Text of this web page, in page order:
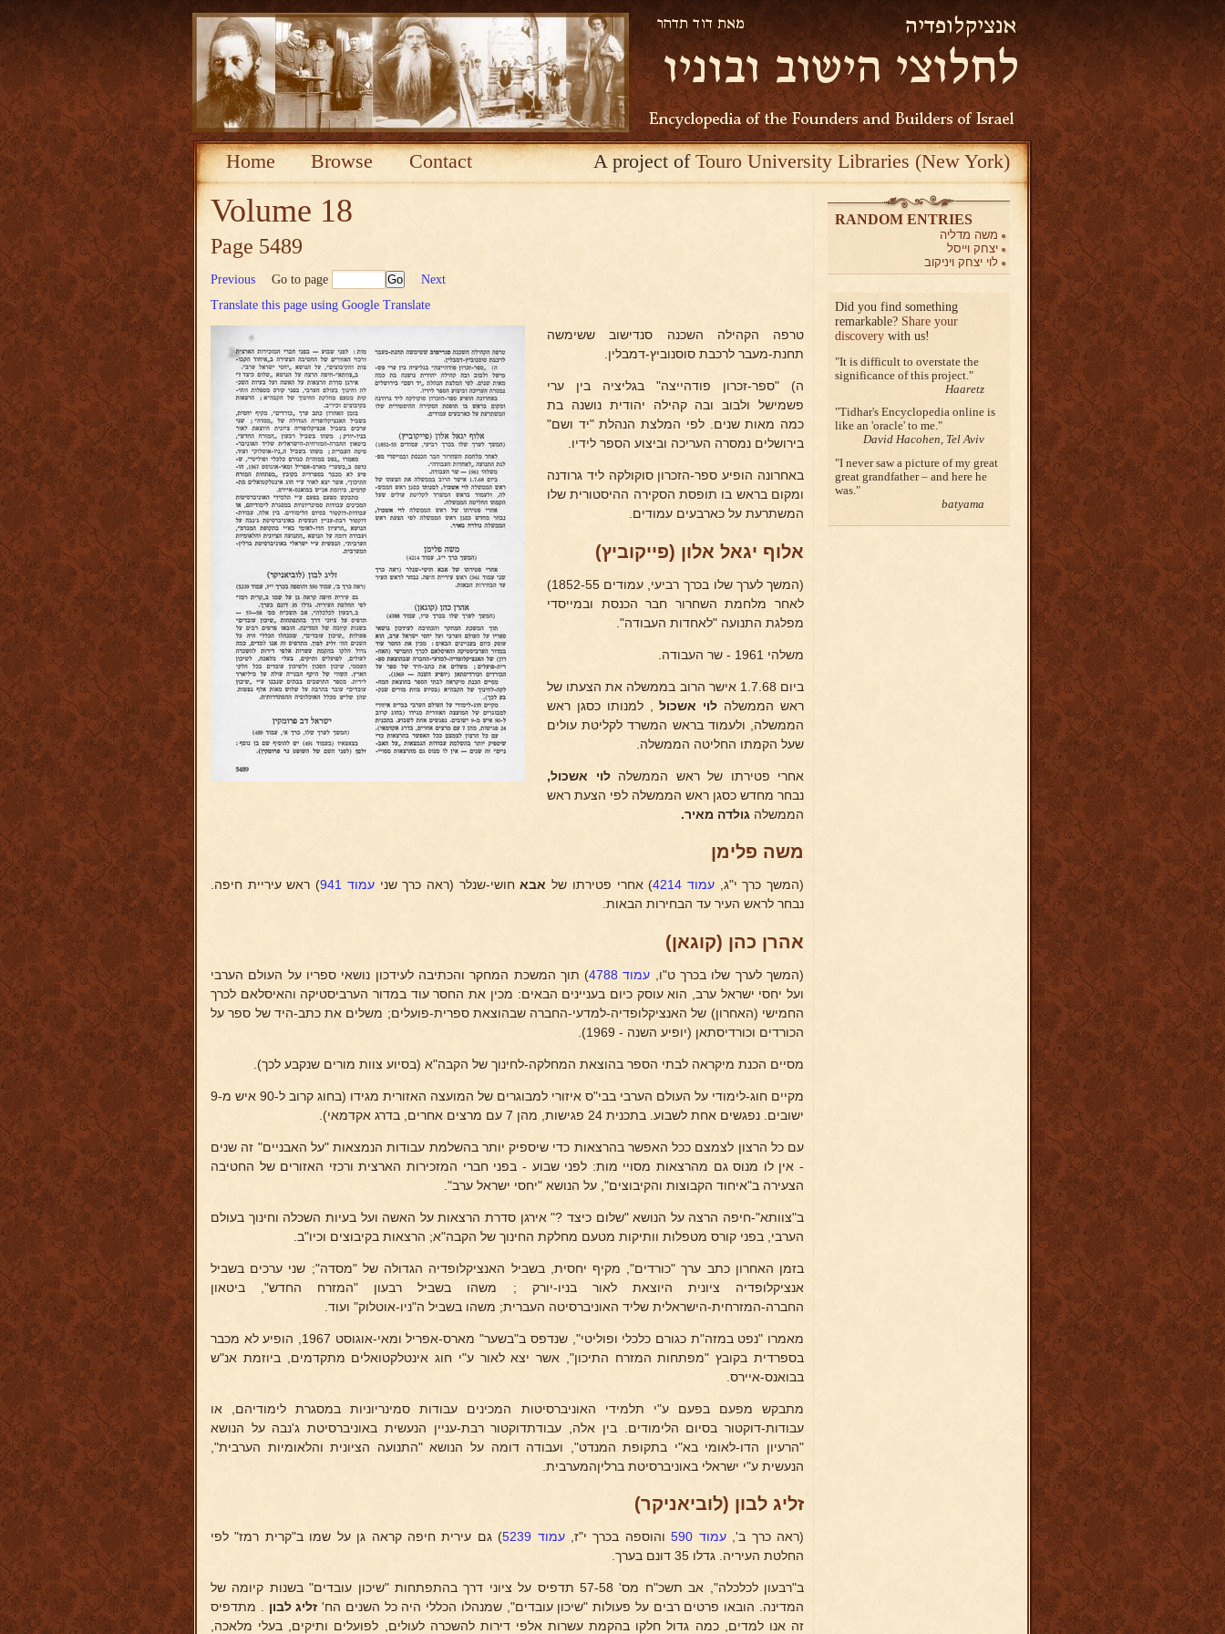
Home Browse Contact A project ofTouro University Libraries (New York)
Volume 18
Page 5489
Previous Go to page
Next
Translate this page using Google Translate
טרפה הקהילה השכנה סנדישוב ששימשה
תחנת-מעבר לרכבת סוסנוביץ-דמבלין.
ה) "ספר-זכרון פודהייצה" בגליציה בין ערי
פשמישל ולבוב ובה קהילה יהודית נושנה בת
כמה מאות שנים. לפי המלצת הנהלת "יד ושם"
בירושלים נמסרה העריכה וביצוע הספר לידיו.
באחרונה הופיע ספר-הזכרון סוקולקה ליד גרודנה
ומקום בראש בו תופסת הסקירה ההיסטורית שלו
המשתרעת על כארבעים עמודים.
אלוף יגאל אלון (פייקוביץ)
(המשך לערך שלו בכרך רביעי, עמודים 1852-55)
לאחר מלחמת השחרור חבר הכנסת ובמייסדי
מפלגת התנועה "לאחדות העבודה".
משלהי 1961 - שר העבודה.
ביום 1.7.68 אישר הרוב בממשלה את הצעתו של
ראש הממשלה לוי אשכול, למנותו כסגן ראש
הממשלה, ולעמוד בראש המשרד לקליטת עולים
שעל הקמתו החליטה הממשלה.
אחרי פטירתו של ראש הממשלהלוי אשכול,
נבחר מחדש כסגן ראש הממשלה לפי הצעת ראש
הממשלה גולדה מאיר.
משה פלימן
(המשך כרך י"ג,עמוד 4214 ) אחרי פטירתו שלאבאחושי-שנלר (ראה כרך שניעמוד 941
) ראש עיריית חיפה.
נבחר לראש העיר עד הבחירות הבאות.
אהרן כהן (קוגאן)
(המשך לערך שלו בכרך ט"ו, עמוד 4788
) תוך המשכת המחקר והכתיבה לעידכון נושאי ספריו על העולם הערבי
ועל יחסי ישראל ערב, הוא עוסק כיום בעניינים הבאים: מכין את החסר עוד במדור הערביסטיקה והאיסלאם לכרך
החמישי (האחרון) של האנציקלופדיה-למדעי-החברה שבהוצאת ספרית-פועלים; משלים את כתב-היד של ספר על
הכורדים וכורדיסתאן (יופיע השנה - 1969).
מסיים הכנת מיקראה לבתי הספר בהוצאת המחלקה-לחינוך של הקבה"א (בסיוע צוות מורים שנקבע לכך).
מקיים חוג-לימודי על העולם הערבי בבי"ס איזורי למבוגרים של המועצה האזורית מגידו (בחוג קרוב ל-90 איש מ-9
ישובים. נפגשים אחת לשבוע. בתכנית 24 פגישות, מהן 7 עם מרצים אחרים, בדרג אקדמאי).
עם כל הרצון לצמצם ככל האפשר בהרצאות כדי שיספיק יותר בהשלמת עבודות הנמצאות "על האבניים" זה שנים
- אין לו מנוס גם מהרצאות מסויי מות: לפני שבוע - בפני חברי המזכירות הארצית ורכזי האזורים של החטיבה
הצעירה ב"איחוד הקבוצות והקיבוצים", על הנושא "יחסי ישראל ערב".
ב"צוותא"-חיפה הרצה על הנושא "שלום כיצד ?" אירגן סדרת הרצאות על האשה ועל בעיות השכלה וחינוך בעולם
הערבי, בפני קורס מטפלות וותיקות מטעם מחלקת החינוך של הקבה"א; הרצאות בקיבוצים וכיו"ב.
בזמן האחרון כתב ערך "כורדים", מקיף יחסית, בשביל האנציקלופדיה הגדולה של "מסדה"; שני ערכים בשביל
אנציקלופדיה ציונית היוצאת לאור בניו-יורק ; משהו בשביל רבעון "המזרח החדש", ביטאון
החברה-המזרחית-הישראלית שליד האוניברסיטה העברית; משהו בשביל ה"ניו-אוטלוק" ועוד.
מאמרו "נפט במזה"ת כגורם כלכלי ופוליטי", שנדפס ב"בשער" מארס-אפריל ומאי-אוגוסט 1967, הופיע לא מכבר
בספרדית בקובץ "מפתחות המזרח התיכון", אשר יצא לאור ע"י חוג אינטלקטואלים מתקדמים, ביוזמת אנ"ש
בבואנס-איירס.
מתבקש מפעם בפעם ע"י תלמידי האוניברסיטות המכינים עבודות סמינריוניות במסגרת לימודיהם, או
עבודות-דוקטור בסיום הלימודים. בין אלה, עבודתדוקטור רבת-עניין הנעשית באוניברסיטת ג'נבה על הנושא
"הרעיון הדו-לאומי בא"י בתקופת המנדט", ועבודה דומה על הנושא "התנועה הציונית והלאומיות הערבית",
הנעשית ע"י ישראלי באוניברסיטת ברליןהמערבית.
זליג לבון (לוביאניקר)
(ראה כרך ב',עמוד 590 והוספה בכרך י"ז,עמוד 5239
) גם עירית חיפה קראה גן על שמו ב"קרית רמז" לפי
החלטת העיריה. גדלו 35 דונם בערך.
ב"רבעון לכלכלה", אב תשכ"ח מס' 57-58 תדפיס על ציוני דרך בהתפתחות "שיכון עובדים" בשנות קיומה של
המדינה. הובאו פרטים רבים על פעולות "שיכון עובדים", שמנהלו הכללי היה כל השנים הח' זליג לבון . מתדפיס
זה אנו למדים, כמה גדול חלקו בהקמת עשרות אלפי דירות להשכרה לעולים, לפועלים ותיקים, בעלי מלאכה,
RANDOM ENTRIES
משה מדליה
יצחק וייסל
לוי יצחק ויניקוב
Did you find something
remarkable? Share your
discovery with us!
It is difficult to overstate the
significance of this project.
Haaretz
Tidhar's Encyclopedia online is
like an 'oracle' to me.
David Hacohen, Tel Aviv
I never saw a picture of my great
great grandfather – and here he
was.
batyama